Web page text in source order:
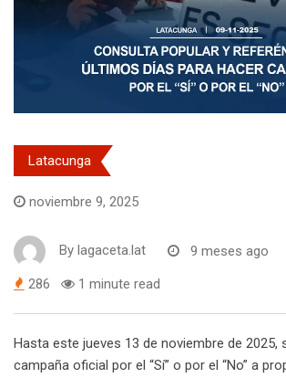
Latacunga
noviembre 9, 2025
By lagaceta.lat 9 meses ago
286 1 minute read
Hasta este jueves 13 de noviembre de 2025,
campaña oficial por el “Sí” o por el “No” a